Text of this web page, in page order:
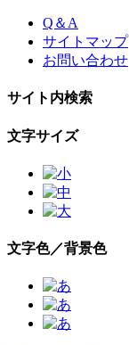
Skip
content
Q＆A
サイトマップ
お問い合わせ
サイト内検索
文字サイズ
文字色／背景色